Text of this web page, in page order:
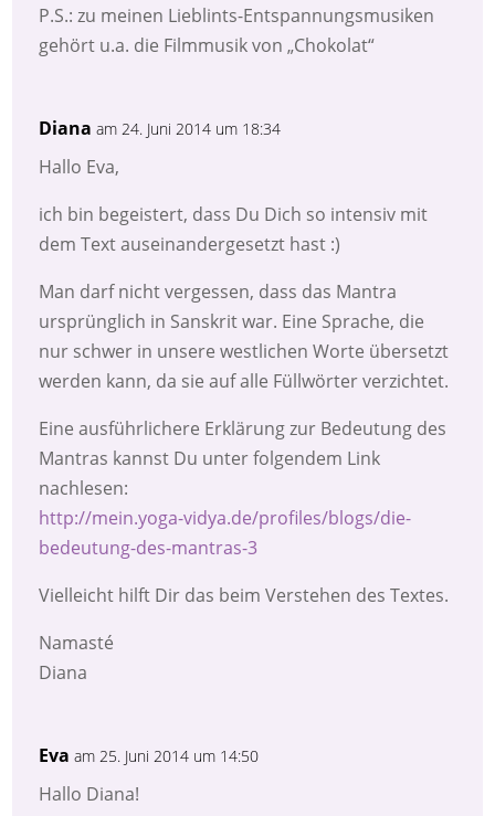
P.S.: zu meinen Lieblints-Entspannungsmusiken
gehört u.a. die Filmmusik von „Chokolat“
Diana am 24. Juni 2014 um 18:34
Hallo Eva,
ich bin begeistert, dass Du Dich so intensiv mit
dem Text auseinandergesetzt hast :)
Man darf nicht vergessen, dass das Mantra
ursprünglich in Sanskrit war. Eine Sprache, die
nur schwer in unsere westlichen Worte übersetzt
werden kann, da sie auf alle Füllwörter verzichtet.
Eine ausführlichere Erklärung zur Bedeutung des
Mantras kannst Du unter folgendem Link
nachlesen:
http://mein.yoga-vidya.de/profiles/blogs/die-
bedeutung-des-mantras-3
Vielleicht hilft Dir das beim Verstehen des Textes.
Namasté
Diana
Eva am 25. Juni 2014 um 14:50
Hallo Diana!